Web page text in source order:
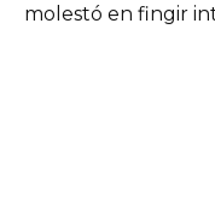
molestó en fingir